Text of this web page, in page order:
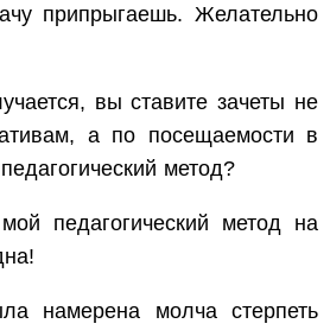
припрыгаешь. Желательно
вы ставите зачеты не
а по посещаемости в
метод?
педагогический метод на
намерена молча стерпеть